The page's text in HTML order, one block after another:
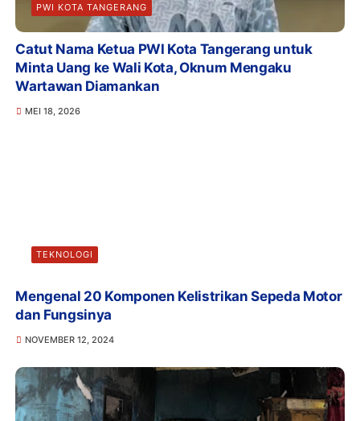
PWI KOTA TANGERANG
Catut Nama Ketua PWI Kota Tangerang untuk
Minta Uang ke Wali Kota, Oknum Mengaku
Wartawan Diamankan
MEI 18, 2026
TEKNOLOGI
Mengenal 20 Komponen Kelistrikan Sepeda Motor
dan Fungsinya
NOVEMBER 12, 2024